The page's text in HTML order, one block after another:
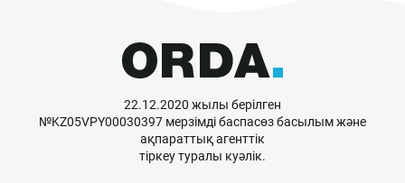
22.12.2020 жылы берілген
№KZ05VPY00030397 мерзімді баспасөз басылым және
ақпараттық агенттік
тіркеу туралы куәлік.